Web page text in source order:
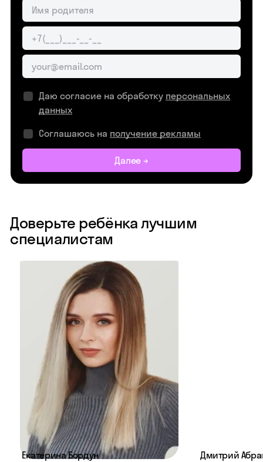
Даю согласие на обработку персональных
данных
Соглашаюсь на получение рекламы
Далее →
Доверьте ребёнка лучшим
специалистам
Екатерина Бордун
Дмитрий